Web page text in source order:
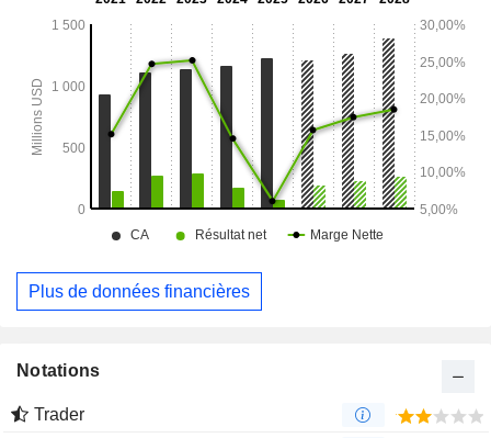
Plus de données financières
Notations
Trader